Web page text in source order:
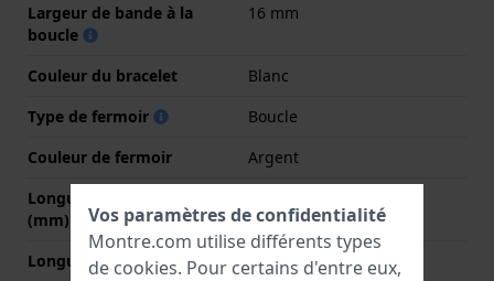
Largeur de bande à la
boucle
16 mm
Couleur du bracelet
Blanc
Type de fermoir
Boucle
Couleur de fermoir
Argent
Longueur bande à 12h
(mm)
Longueur bande à 6h (mm)
115 mm
Vos paramètres de confidentialité
Montre.com utilise différents types
de cookies. Pour certains d'entre eux,